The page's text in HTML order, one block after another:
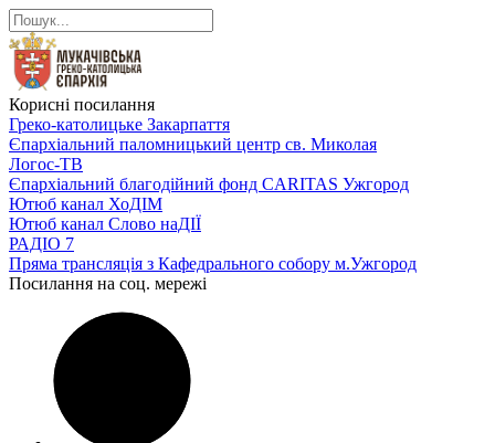
Корисні посилання
Греко-католицьке Закарпаття
Єпархіальний паломницький центр св. Миколая
Логос-ТВ
Єпархіальний благодійний фонд CARITAS Ужгород
Ютюб канал ХоДІМ
Ютюб канал Слово наДІЇ
РАДІО 7
Пряма трансляція з Кафедрального собору м.Ужгород
Посилання на соц. мережі